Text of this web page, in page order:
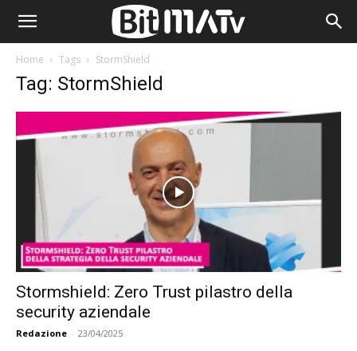
Home Tags StormShield
Tag: StormShield
Stormshield: Zero Trust pilastro della
security aziendale
Redazione - 23/04/2025